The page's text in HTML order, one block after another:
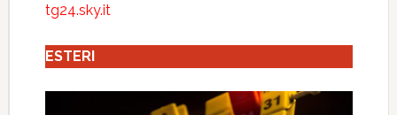
tg24.sky.it
ESTERI